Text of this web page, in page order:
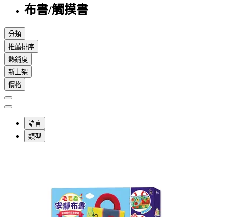
布書/觸摸書
分類
推薦排序
熱銷度
新上架
價格
語言
類型